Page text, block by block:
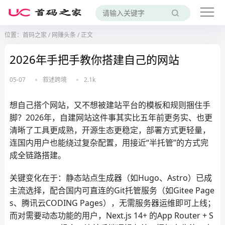
位置： 首码之家 / 网赚头条 /正文
2026年手把手教你搭建自己的网站
05-07 叙述跨境 2.1k
想自己搭个网站，又不想被建站平台的模板和规则捆住手
脚？2026年，自建网站这件事其实比五年前更务实、也更
清晰了工具更成熟，开源生态更稳定，部署方式更轻量，
连国内用户也能绕过复杂配置，用接近“半托管”的方式完
成全链路搭建。
关键变化在于：静态站点生成器（如Hugo、Astro）已成
主流选择，配合国内可直连的Git托管服务（如Gitee Page
s、腾讯云CODING Pages），无需服务器运维即可上线；
而对需要动态功能的用户，Next.js 14+ 的App Router + S